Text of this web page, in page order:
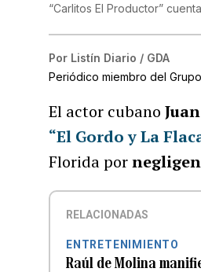
“Carlitos El Productor”
Por Listín Diario / GDA
Periódico miembro del
El actor cubano
“El Gordo y La
Florida por
RELACIONADAS
ENTRETENIMIENTO
Raúl de Molina